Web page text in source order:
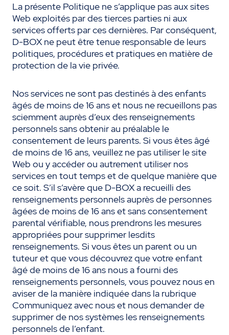
La présente Politique ne s’applique pas aux sites
Web exploités par des tierces parties ni aux
services offerts par ces dernières. Par conséquent,
D-BOX ne peut être tenue responsable de leurs
politiques, procédures et pratiques en matière de
protection de la vie privée.
Nos services ne sont pas destinés à des enfants
âgés de moins de 16 ans et nous ne recueillons pas
sciemment auprès d’eux des renseignements
personnels sans obtenir au préalable le
consentement de leurs parents. Si vous êtes âgé
de moins de 16 ans, veuillez ne pas utiliser le site
Web ou y accéder ou autrement utiliser nos
services en tout temps et de quelque manière que
ce soit. S’il s’avère que D-BOX a recueilli des
renseignements personnels auprès de personnes
âgées de moins de 16 ans et sans consentement
parental vérifiable, nous prendrons les mesures
appropriées pour supprimer lesdits
renseignements. Si vous êtes un parent ou un
tuteur et que vous découvrez que votre enfant
âgé de moins de 16 ans nous a fourni des
renseignements personnels, vous pouvez nous en
aviser de la manière indiquée dans la rubrique
Communiquez avec nous et nous demander de
supprimer de nos systèmes les renseignements
personnels de l’enfant.